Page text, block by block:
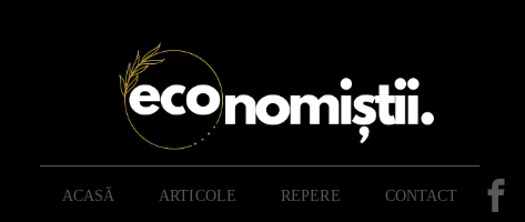
ACASĂ ARTICOLE REPERE CONTACT